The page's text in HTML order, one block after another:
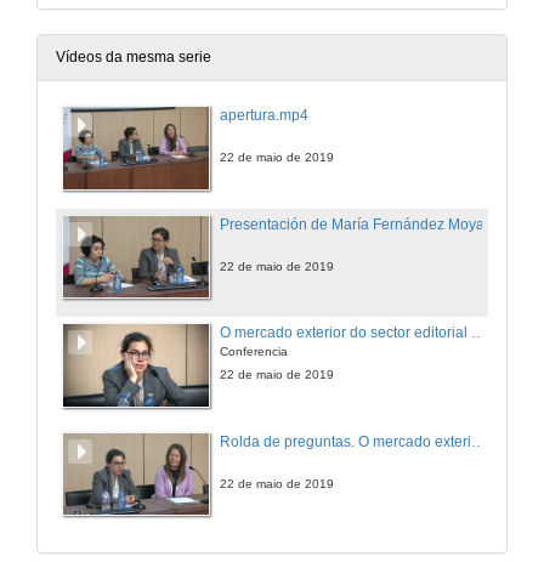
Vídeos da mesma serie
apertura.mp4
22 de maio de 2019
Presentación de María Fernández Moya
22 de maio de 2019
O mercado exterior do sector editorial español
Conferencia
22 de maio de 2019
22 de maio de 2019